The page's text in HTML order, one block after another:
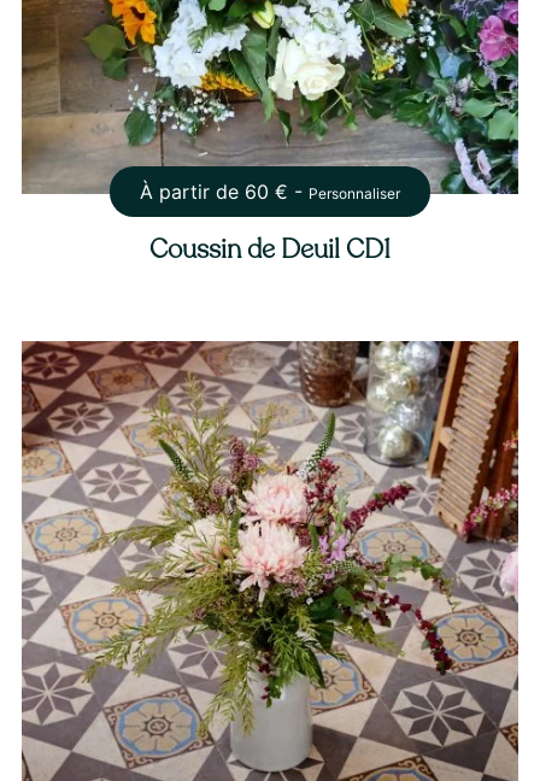
À partir de 60 € - Personnaliser
Coussin de Deuil CD1